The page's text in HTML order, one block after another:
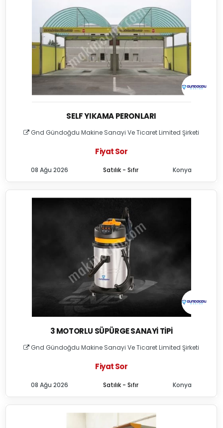
SELF YIKAMA PERONLARI
Gnd Gündoğdu Makine Sanayi Ve Ticaret Limited Şirketi
Fiyat Sor
Satılık - Sıfır
08 Ağu 2026 Konya
3 MOTORLU SÜPÜRGE SANAYI TIPI
Gnd Gündoğdu Makine Sanayi Ve Ticaret Limited Şirketi
Fiyat Sor
Satılık - Sıfır
08 Ağu 2026 Konya